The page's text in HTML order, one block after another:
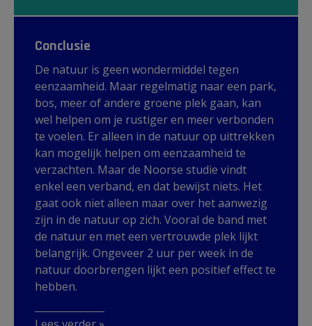
Conclusie
De natuur is geen wondermiddel tegen
eenzaamheid. Maar regelmatig naar een park,
bos, meer of andere groene plek gaan, kan
wel helpen om je rustiger en meer verbonden
te voelen. Er alleen in de natuur op uittrekken
kan mogelijk helpen om eenzaamheid te
verzachten. Maar de Noorse studie vindt
enkel een verband, en dat bewijst niets. Het
gaat ook niet alleen maar over het aanwezig
zijn in de natuur op zich. Vooral de band met
de natuur en met een vertrouwde plek lijkt
belangrijk. Ongeveer 2 uur per week in de
natuur doorbrengen lijkt een positief effect te
hebben.